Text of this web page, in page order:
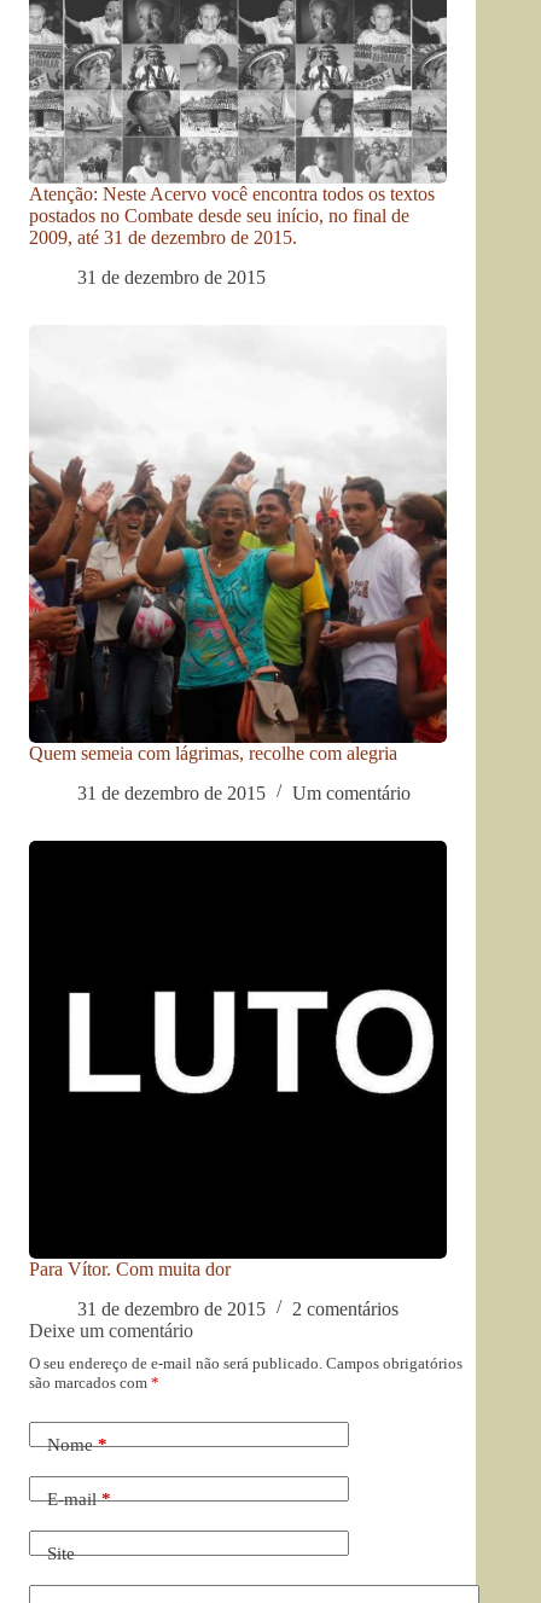
Atenção: Neste Acervo você encontra todos os textos
postados no Combate desde seu início, no final de
2009, até 31 de dezembro de 2015.
31 de dezembro de 2015
Quem semeia com lágrimas, recolhe com alegria
31 de dezembro de 2015
Um comentário
Para Vítor. Com muita dor
31 de dezembro de 2015
2 comentários
Deixe um comentário
O seu endereço de e-mail não será publicado. Campos obrigatórios
são marcados com *
Nome*
E-mail*
Site